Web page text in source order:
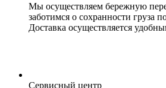
Мы осуществляем бережную
заботимся о сохранности груза
Доставка осуществляется
Сервисный центр